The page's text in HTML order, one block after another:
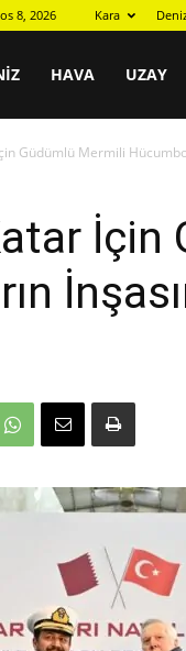
8, 2026 Kara
HAVA UZAY
Güdümlü Mermili